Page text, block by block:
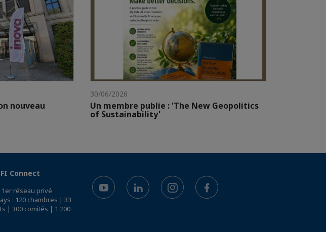
nouveau
30/06/2026
Un membre publie : 'The New Geopolitics
of Sustainability'
Connect
réseau privé
: 120 chambres | 33
| 300 comités | 1 200